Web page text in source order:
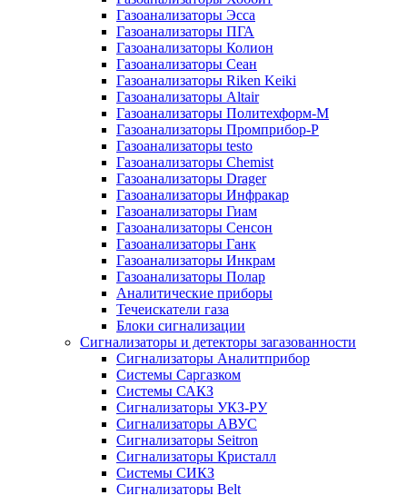
Газоанализаторы Эсса
Газоанализаторы ПГА
Газоанализаторы Колион
Газоанализаторы Сеан
Газоанализаторы Riken Keiki
Газоанализаторы Altair
Газоанализаторы Политехформ-М
Газоанализаторы Промприбор-Р
Газоанализаторы testo
Газоанализаторы Chemist
Газоанализаторы Drager
Газоанализаторы Инфракар
Газоанализаторы Гиам
Газоанализаторы Сенсон
Газоанализаторы Ганк
Газоанализаторы Инкрам
Газоанализаторы Полар
Аналитические приборы
Течеискатели газа
Блоки сигнализации
Сигнализаторы и детекторы загазованности
Сигнализаторы Аналитприбор
Системы Саргазком
Системы САКЗ
Сигнализаторы УКЗ-РУ
Сигнализаторы АВУС
Сигнализаторы Seitron
Сигнализаторы Кристалл
Системы СИКЗ
Сигнализаторы Belt